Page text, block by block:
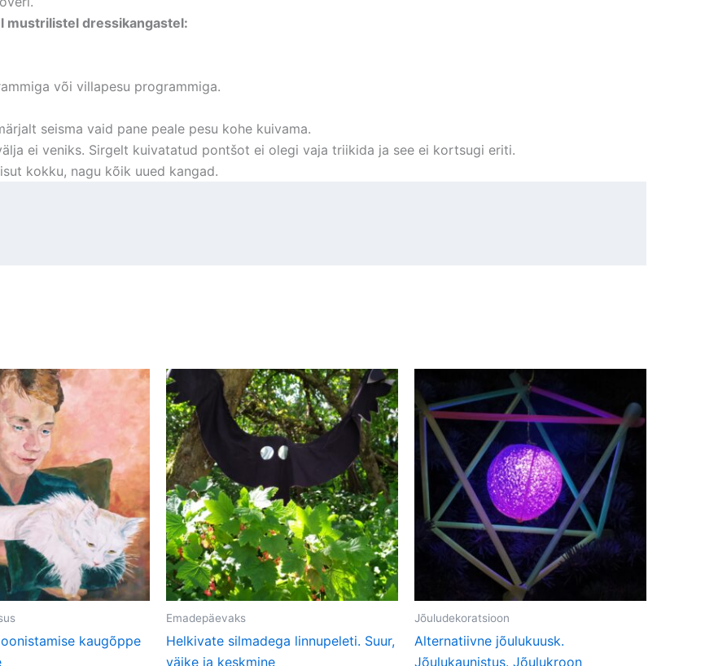
mustrilistel dressikangastel:
või villapesu programmiga.
seisma vaid pane peale pesu kohe kuivama.
ei veniks. Sirgelt kuivatatud pontšot ei olegi vaja triikida ja see ei kortsugi eriti.
kokku, nagu kõik uued kangad.
kaugõppe
Hinnavahemik:
20,00 €
kuni
100,00 €
Emadepäevaks
Helkivate silmadega linnupeleti. Suur,
väike ja keskmine
Hinnavahemik:
36,00 €
kuni
42,00 €
Sellel
tootel
on
mitu
varianti.
Valikuid
saab
teha
tootelehel.
Jõuludekoratsioon
Alternatiivne jõulukuusk.
Jõulukaunistus. Jõulukroon